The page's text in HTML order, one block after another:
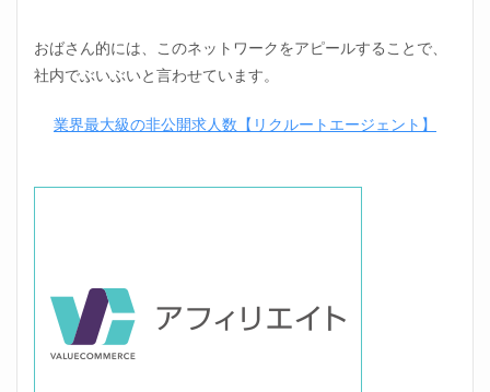
おばさん的には、このネットワークをアピールすることで、
社内でぶいぶいと言わせています。
業界最大級の非公開求人数【リクルートエージェント】